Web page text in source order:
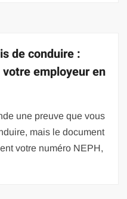
de conduire :
employeur en
une preuve que vous
mais le document
votre numéro NEPH,